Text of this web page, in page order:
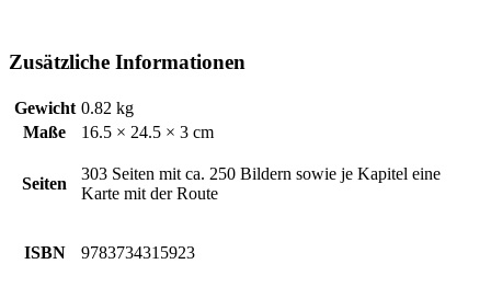
Zusätzliche Informationen
Gewicht 0.82 kg
Maße
16.5 × 24.5 × 3 cm
Seiten
303 Seiten mit ca. 250 Bildern sowie je Kapitel eine
Karte mit der Route
ISBN 9783734315923